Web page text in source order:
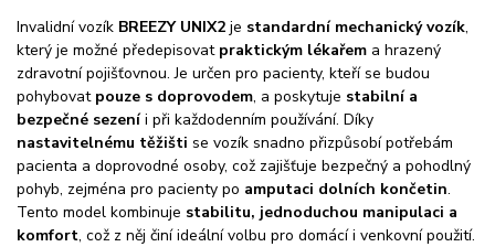
Invalidní vozík BREEZY UNIX2 je standardní mechanický vozík,
který je možné předepisovat praktickým lékařem a hrazený
zdravotní pojišťovnou. Je určen pro pacienty, kteří se budou
pohybovat pouze s doprovodem, a poskytuje stabilní a
bezpečné sezeníi při každodenním používání. Díky
nastavitelnému těžišti se vozík snadno přizpůsobí potřebám
pacienta a doprovodné osoby, což zajišťuje bezpečný a pohodlný
pohyb, zejména pro pacienty po amputaci dolních končetin.
Tento model kombinuje stabilitu, jednoduchou manipulaci a
komfort, což z něj činí ideální volbu pro domácí i venkovní použití.